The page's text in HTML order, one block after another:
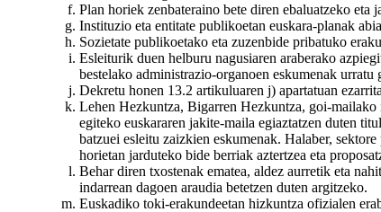
Plan horiek zenbateraino bete diren ebaluatzeko
Instituzio eta entitate publikoetan euskara-planak
Sozietate publikoetako eta zuzenbide pribatuko
Esleiturik duen helburu nagusiaren araberako
bestelako administrazio-organoen eskumenak urratu
Dekretu honen 13.2 artikuluaren j) apartatuan
Lehen Hezkuntza, Bigarren Hezkuntza, goi-mailako
egiteko euskararen jakite-maila egiaztatzen duten
batzuei esleitu zaizkien eskumenak. Halaber,
horietan jarduteko bide berriak aztertzea eta
Behar diren txostenak ematea, aldez aurretik eta
indarrean dagoen araudia betetzen duten argitzeko.
Euskadiko toki-erakundeetan hizkuntza ofizialen